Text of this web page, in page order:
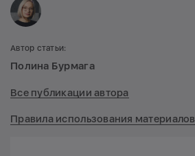
Автор статьи:
Полина Бурмага
Все публикации автора
Правила использования материалов